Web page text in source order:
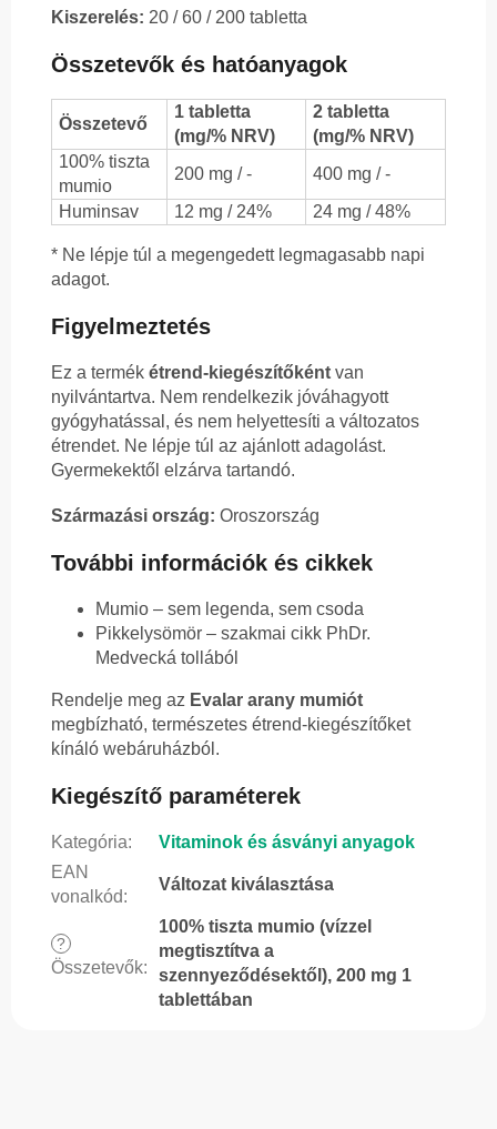
Kiszerelés: 20 / 60 / 200 tabletta
Összetevők és hatóanyagok
Összetevő
1 tabletta
(mg/% NRV)
2 tabletta
(mg/% NRV)
100% tiszta
mumio
200 mg / -
400 mg / -
Huminsav
12 mg / 24% 24 mg / 48%
* Ne lépje túl a megengedett legmagasabb napi
adagot.
Figyelmeztetés
Ez a termék étrend-kiegészítőként van
nyilvántartva. Nem rendelkezik jóváhagyott
gyógyhatással, és nem helyettesíti a változatos
étrendet. Ne lépje túl az ajánlott adagolást.
Gyermekektől elzárva tartandó.
Származási ország: Oroszország
További információk és cikkek
Mumio – sem legenda, sem csoda
Pikkelysömör – szakmai cikk PhDr.
Medvecká tollából
Rendelje meg az Evalar arany mumiót
megbízható, természetes étrend-kiegészítőket
kínáló webáruházból.
Kiegészítő paraméterek
Kategória:
Vitaminok és ásványi anyagok
EAN
vonalkód:
Változat kiválasztása
?
Összetevők:
100% tiszta mumio (vízzel
megtisztítva a
szennyeződésektől), 200 mg 1
tablettában